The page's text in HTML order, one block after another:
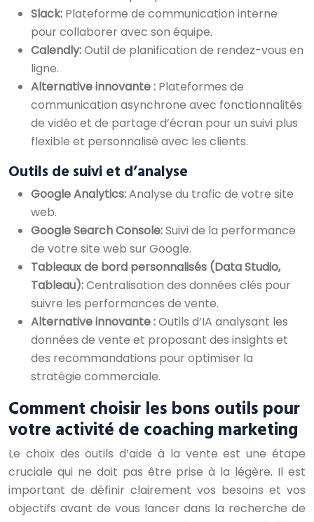
Slack: Plateforme de communication interne
pour collaborer avec son équipe.
Calendly:Outil de planification de rendez-vous en
ligne.
Alternative innovante : Plateformes de
communication asynchrone avec fonctionnalités
de vidéo et de partage d’écran pour un suivi plus
flexible et personnalisé avec les clients.
Outils de suivi et d’analyse
Google Analytics:Analyse du trafic de votre site
web.
Google Search Console:Suivi de la performance
de votre site web sur Google.
Tableaux de bord personnalisés (Data Studio,
Tableau):Centralisation des données clés pour
suivre les performances de vente.
Alternative innovante :Outils d’IA analysant les
données de vente et proposant des insights et
des recommandations pour optimiser la
stratégie commerciale.
Comment choisir les bons outils pour
votre activité de coaching marketing
Le choix des outils d’aide à la vente est une étape
cruciale qui ne doit pas être prise à la légère. Il est
important de définir clairement vos besoins et vos
objectifs avant de vous lancer dans la recherche de